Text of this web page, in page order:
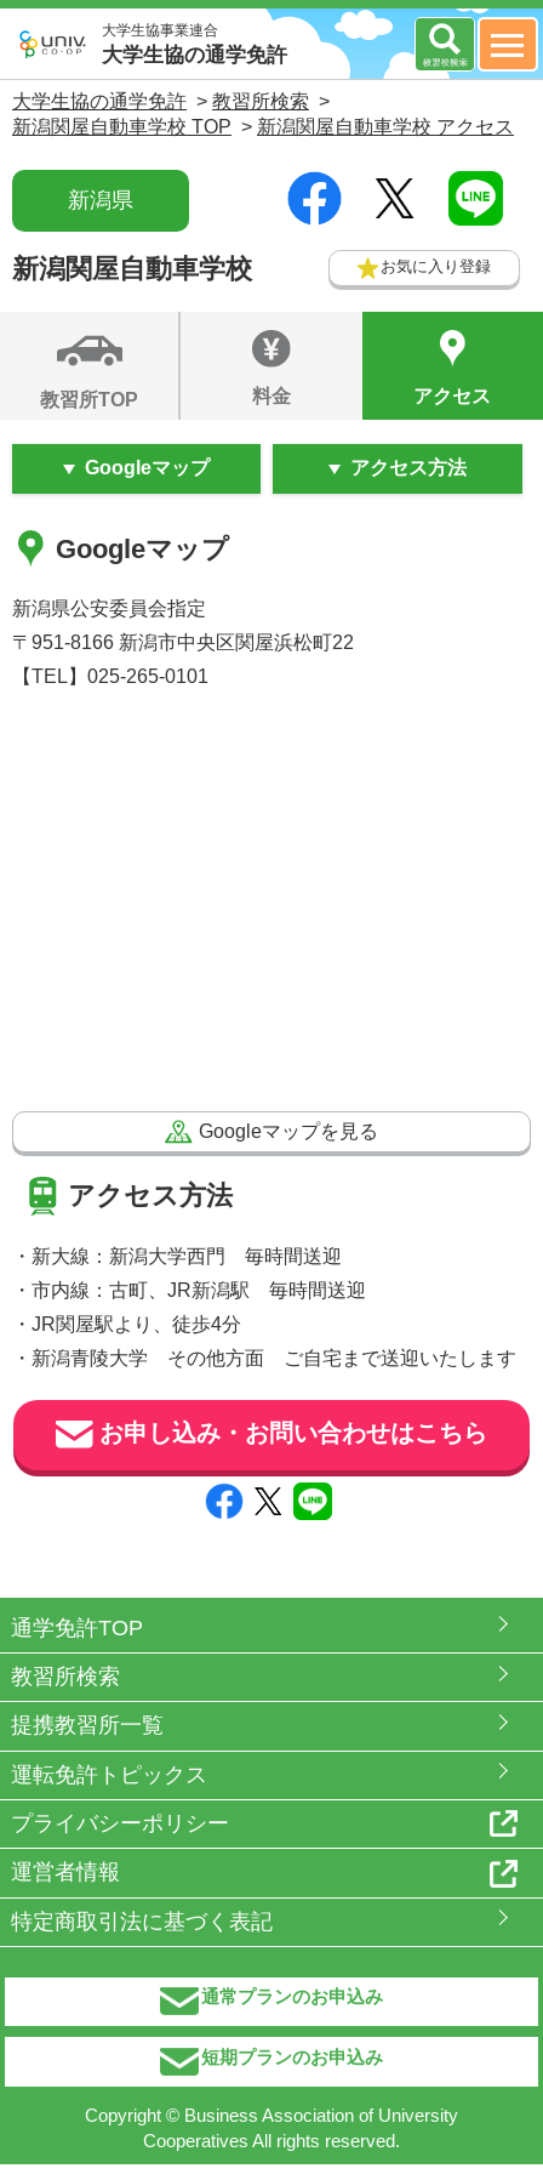
大学生協事業連合
大学生協の通学免許
大学生協の通学免許 > 教習所検索 >
新潟関屋自動車学校 TOP > 新潟関屋自動車学校 アクセス
新潟県
新潟関屋自動車学校 お気に入り登録
教習所TOP 料金 アクセス
Googleマップ アクセス方法
Googleマップ
新潟県公安委員会指定
〒951-8166 新潟市中央区関屋浜松町22
【TEL】025-265-0101
Googleマップを見る
アクセス方法
・新大線：新潟大学西門 毎時間送迎
・市内線：古町、JR新潟駅 毎時間送迎
・JR関屋駅より、徒歩4分
・新潟青陵大学 その他方面 ご自宅まで送迎いたします
お申し込み・お問い合わせはこちら
通学免許TOP
教習所検索
提携教習所一覧
運転免許トピックス
プライバシーポリシー
運営者情報
特定商取引法に基づく表記
通常プランのお申込み
短期プランのお申込み
Copyright © Business Association of University
Cooperatives All rights reserved.